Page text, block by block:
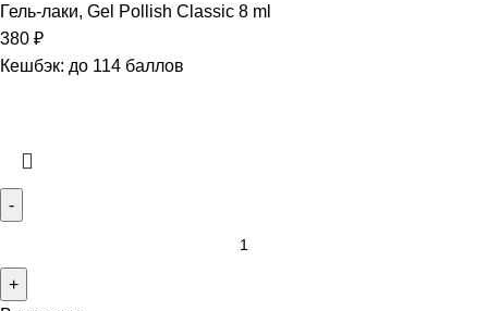
Гель-лаки, Gel Pollish Classic 8 ml
380 ₽
Кешбэк: до 114 баллов